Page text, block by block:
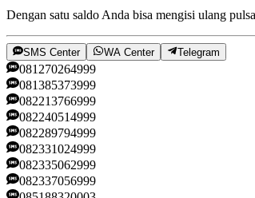
Dengan satu saldo Anda bisa mengisi ulang
SMS Center WA Center Telegram
081270264999
081385373999
082213766999
082240514999
082289794999
082331024999
082335062999
082337056999